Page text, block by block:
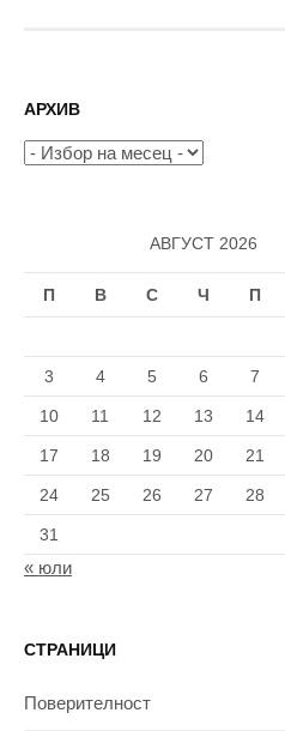
АРХИВ
Архив
АВГУСТ 2026
П В С Ч П
3 4 5 6 7
10 11 12 13 14
17 18 19 20 21
24 25 26 27 28
31
« юли
СТРАНИЦИ
Поверителност